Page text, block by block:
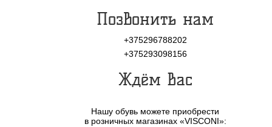
Позвонить нам
+375296788202
+375293098156
Ждём Вас
Нашу обувь можете приобрести
в розничных магазинах «VISCONI»: